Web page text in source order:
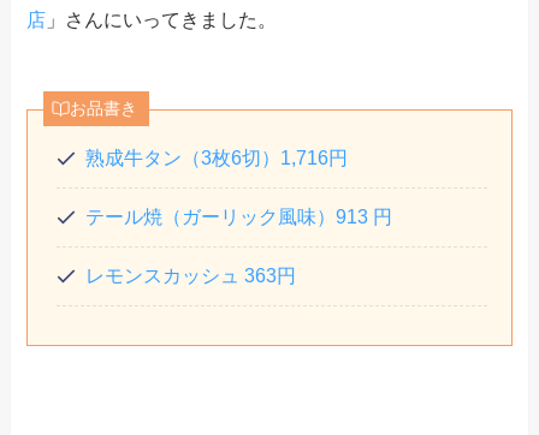
店 」さんにいってきました。
お品書き
熟成牛タン（3枚6切）1,716円
テール焼（ガーリック風味）913 円
レモンスカッシュ 363円